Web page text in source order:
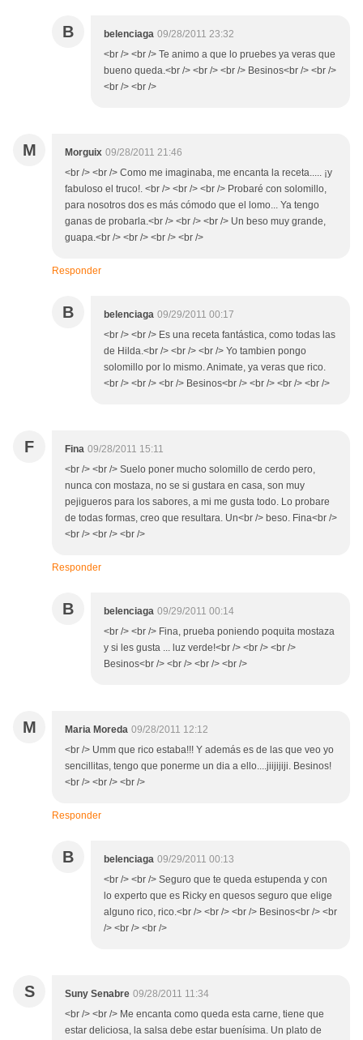
B belenciaga 09/28/2011 23:32
<br /> <br /> Te animo a que lo pruebes ya veras que
bueno queda.<br /> <br /> <br /> Besinos<br /> <br />
<br /> <br />
M Morguix 09/28/2011 21:46
<br /> <br /> Como me imaginaba, me encanta la receta..... ¡y
fabuloso el truco!. <br /> <br /> <br /> Probaré con solomillo,
para nosotros dos es más cómodo que el lomo... Ya tengo
ganas de probarla.<br /> <br /> <br /> Un beso muy grande,
guapa.<br /> <br /> <br /> <br />
Responder
B belenciaga 09/29/2011 00:17
<br /> <br /> Es una receta fantástica, como todas las
de Hilda.<br /> <br /> <br /> Yo tambien pongo
solomillo por lo mismo. Animate, ya veras que rico.
<br /> <br /> <br /> Besinos<br /> <br /> <br /> <br />
F Fina 09/28/2011 15:11
<br /> <br /> Suelo poner mucho solomillo de cerdo pero,
nunca con mostaza, no se si gustara en casa, son muy
pejigueros para los sabores, a mi me gusta todo. Lo probare
de todas formas, creo que resultara. Un<br /> beso. Fina<br />
<br /> <br /> <br />
Responder
B belenciaga 09/29/2011 00:14
<br /> <br /> Fina, prueba poniendo poquita mostaza
y si les gusta ... luz verde!<br /> <br /> <br />
Besinos<br /> <br /> <br /> <br />
M Maria Moreda 09/28/2011 12:12
<br /> Umm que rico estaba!!! Y además es de las que veo yo
sencillitas, tengo que ponerme un dia a ello....jiijijiji. Besinos!
<br /> <br /> <br />
Responder
B belenciaga 09/29/2011 00:13
<br /> <br /> Seguro que te queda estupenda y con
lo experto que es Ricky en quesos seguro que elige
alguno rico, rico.<br /> <br /> <br /> Besinos<br /> <br
/> <br /> <br />
S Suny Senabre 09/28/2011 11:34
<br /> <br /> Me encanta como queda esta carne, tiene que
estar deliciosa, la salsa debe estar buenísima. Un plato de